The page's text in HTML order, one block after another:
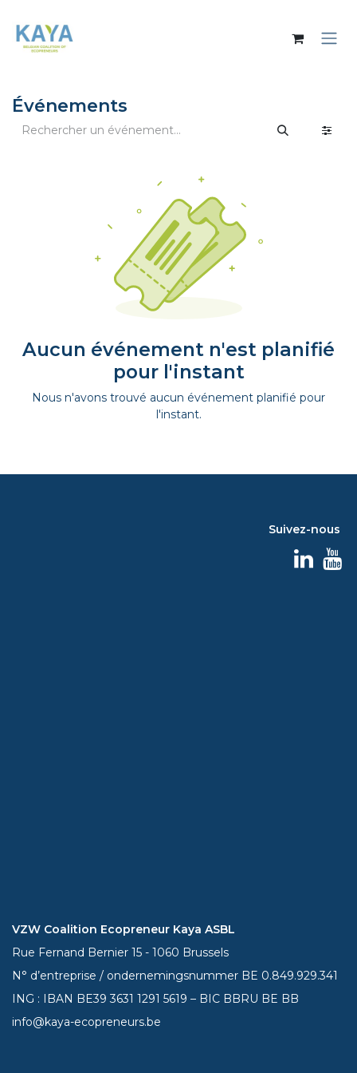
Événements
Aucun événement n'est planifié
pour l'instant
Nous n'avons trouvé aucun événement planifié pour
l'instant.
Suivez-nous
VZW Coalition Ecopreneur Kaya ASBL
Rue Fernand Bernier 15 - 1060 Brussels
N° d’entreprise / ondernemingsnummer BE 0.849.929.341
ING : IBAN BE393631 1291 5619 – BIC BBRU BE BB
info@kaya-ecopreneurs.be